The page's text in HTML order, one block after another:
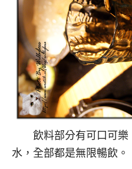
飲料部分有可口可樂
水，全部都是無限暢飲。